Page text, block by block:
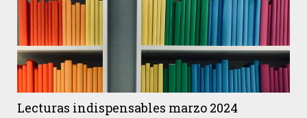
Lecturas indispensables marzo 2024